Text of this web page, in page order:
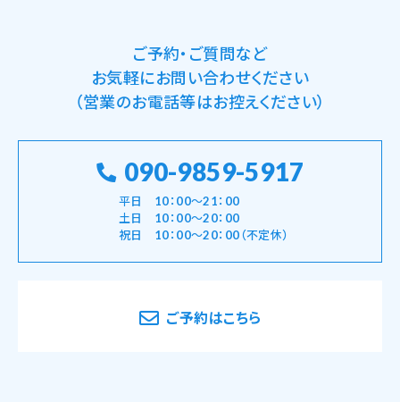
ご予約・ご質問など
お気軽にお問い合わせください
（営業のお電話等はお控えください）
090-9859-5917
平日 10：00～21：00
土日 10：00～20：00
祝日 10：00～20：00（不定休）
ご予約はこちら